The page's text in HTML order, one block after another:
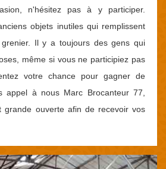
n'hésitez pas à y participer.
objets inutiles qui remplissent
Il y a toujours des gens qui
même si vous ne participiez pas
votre chance pour gagner de
appel à nous Marc Brocanteur 77,
grande ouverte afin de recevoir vos